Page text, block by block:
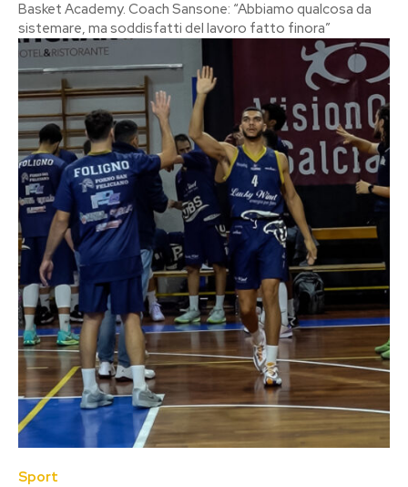
Basket Academy. Coach Sansone: “Abbiamo qualcosa da
sistemare, ma soddisfatti del lavoro fatto finora”
Sport